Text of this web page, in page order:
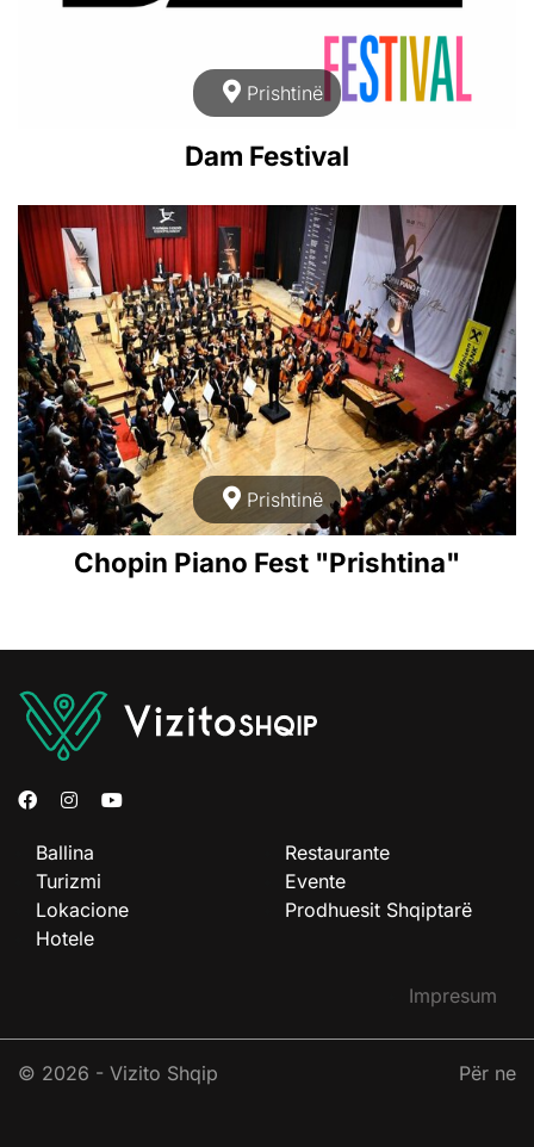
Prishtinë
Dam Festival
Prishtinë
Chopin Piano Fest "Prishtina"
Ballina
Turizmi
Lokacione
Hotele
Restaurante
Evente
Prodhuesit Shqiptarë
Impresum
© 2026 - Vizito Shqip Për ne